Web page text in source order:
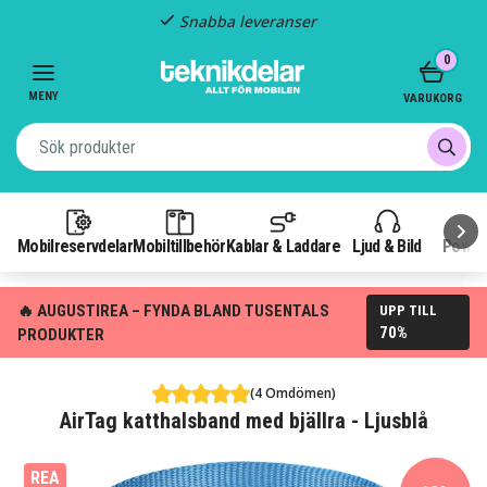
Snabba leveranser
MENY
MobilreservdelarMobiltillbehör Kablar & Laddare Ljud & Bild
0
VARUKORG
🔥 AUGUSTIREA – FYNDA BLAND TUSENTALS
PRODUKTER
UPP TILL
70%
(4 Omdömen)
AirTag katthalsband med bjällra - Ljusblå
REA